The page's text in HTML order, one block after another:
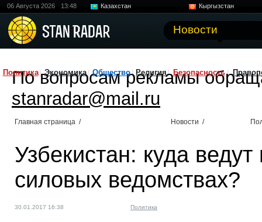
06 Августа 2026 13:48 Казахстан
Кыргызстан
Новости
Политика Экономика Общество Религия Безопасность
По вопросам рекламы
stanradar@mail.ru
Главная страница / Новости /
Узбекистан: куда
силовых ведомствах?
30.01.2017 16:38 Политика